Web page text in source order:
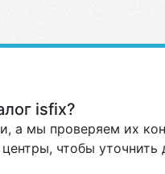
isfix?
а мы проверяем их
чтобы уточнить